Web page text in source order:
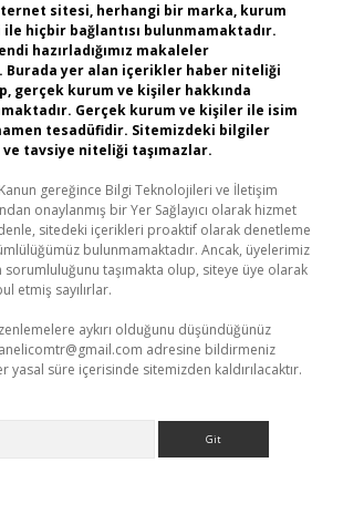
sitesi, herhangi bir marka, kurum
hiçbir bağlantısı bulunmamaktadır.
hazırladığımız makaleler
Burada yer alan içerikler haber niteliği
gerçek kurum ve kişiler hakkında
Gerçek kurum ve kişiler ile isim
tesadüfidir. Sitemizdeki bilgiler
tavsiye niteliği taşımazlar.
Kanun gereğince Bilgi Teknolojileri ve İletişim
onaylanmış bir Yer Sağlayıcı olarak hizmet
sitedeki içerikleri proaktif olarak denetleme
bulunmamaktadır. Ancak, üyelerimiz
sorumluluğunu taşımakta olup, siteye üye olarak
etmiş sayılırlar.
aykırı olduğunu düşündüğünüz
adresine bildirmeniz
yasal süre içerisinde sitemizden kaldırılacaktır.